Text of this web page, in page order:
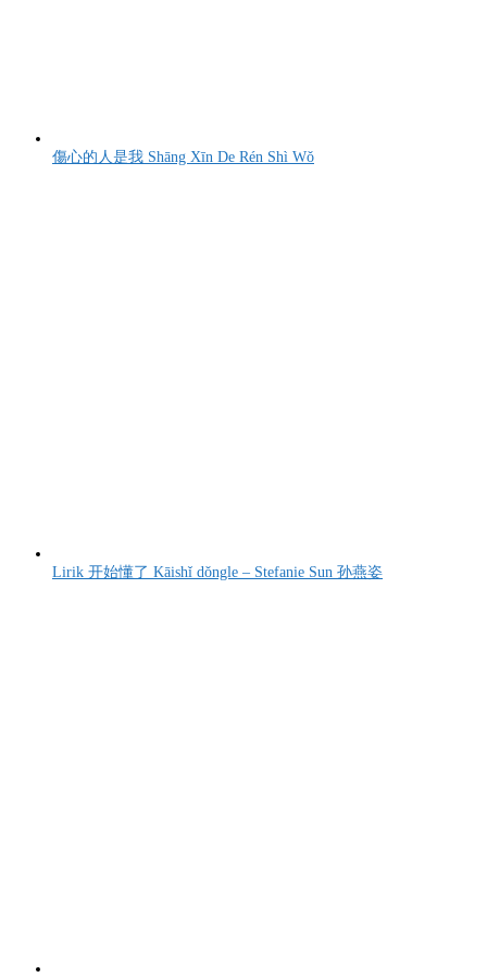
傷心的人是我 Shāng Xīn De Rén Shì Wǒ
Lirik 开始懂了 Kāishǐ dǒngle – Stefanie Sun 孙燕姿